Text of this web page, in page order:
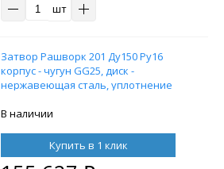
шт
Затвор Рашворк 201 Ду150 Ру16
корпус - чугун GG25, диск -
нержавеющая сталь, уплотнение
105, пневмораспределителем
выключателей APL-210N и ручным
дублером HDM-3
В наличии
Купить в 1 клик